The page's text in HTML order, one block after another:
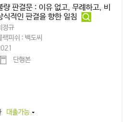
량 판결문 : 이유 없고, 무례하고, 비
식적인 판결을 향한 일침
정규
랙피쉬 : 백도씨
단행본
대출가능